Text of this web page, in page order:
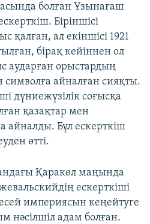
болған Ұзынағаш
Біріншісі
қалған, ал екіншісі 1921
бірақ кейіннен ол
аударған орыстардың
символға айналған сияқты.
дүниежүзілік соғысқа
қазақтар мен
айналды. Бұл ескерткіш
өтті.
Қаракөл маңында
ескерткіші
империясын кеңейтуге
нәсілшіл адам болған.